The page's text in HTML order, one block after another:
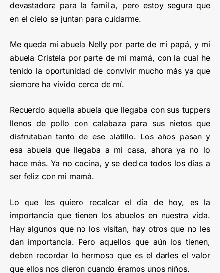
devastadora para la familia, pero estoy segura que
en el cielo se juntan para cuidarme.
Me queda mi abuela Nelly por parte de mi papá, y mi
abuela Cristela por parte de mi mamá, con la cual he
tenido la oportunidad de convivir mucho más ya que
siempre ha vivido cerca de mí.
Recuerdo aquella abuela que llegaba con sus tuppers
llenos de pollo con calabaza para sus nietos que
disfrutaban tanto de ese platillo. Los años pasan y
esa abuela que llegaba a mi casa, ahora ya no lo
hace más. Ya no cocina, y se dedica todos los días a
ser feliz con mi mamá.
Lo que les quiero recalcar el día de hoy, es la
importancia que tienen los abuelos en nuestra vida.
Hay algunos que no los visitan, hay otros que no les
dan importancia. Pero aquellos que aún los tienen,
deben recordar lo hermoso que es el darles el valor
que ellos nos dieron cuando éramos unos niños.